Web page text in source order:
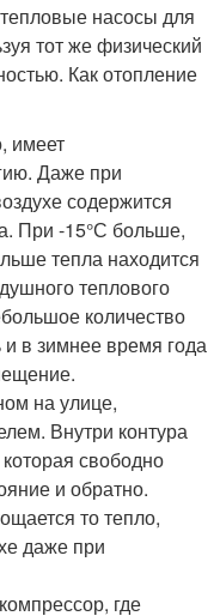
насосы для
тот же физический
Как отопление
имеет
Даже при
содержится
При -15°С больше,
тепла находится
теплового
количество
и в зимнее время года
на улице,
Внутри контура
свободно
и обратно.
то тепло,
даже при
где